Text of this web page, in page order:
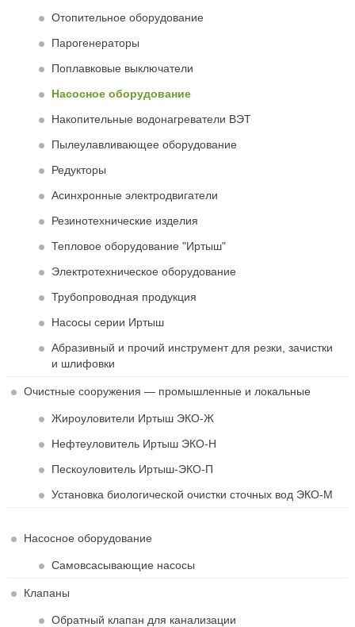
Отопительное оборудование
Парогенераторы
Поплавковые выключатели
Насосное оборудование
Накопительные водонагреватели ВЭТ
Пылеулавливающее оборудование
Редукторы
Асинхронные электродвигатели
Резинотехнические изделия
Тепловое оборудование "Иртыш"
Электротехническое оборудование
Трубопроводная продукция
Насосы серии Иртыш
Абразивный и прочий инструмент для резки, зачистки
и шлифовки
Очистные сооружения — промышленные и локальные
Жироуловители Иртыш ЭКО-Ж
Нефтеуловитель Иртыш ЭКО-Н
Пескоуловитель Иртыш-ЭКО-П
Установка биологической очистки сточных вод ЭКО-М
Насосное оборудование
Самовсасывающие насосы
Клапаны
Обратный клапан для канализации